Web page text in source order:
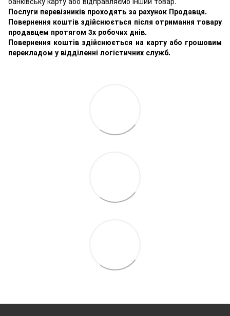
Послуги перевізників проходять за рахунок Продавця.
Повернення коштів здійснюється після отримання товару
продавцем протягом 3х робочих днів.
Повернення коштів здійснюється на карту або грошовим
перекладом у відділенні логістичних служб.